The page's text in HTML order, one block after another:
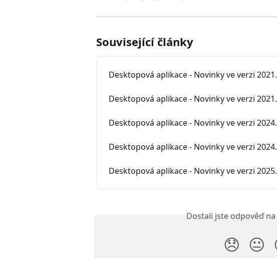
Související články
Desktopová aplikace - Novinky ve verzi
Desktopová aplikace - Novinky ve verzi
Desktopová aplikace - Novinky ve verzi
Desktopová aplikace - Novinky ve verzi
Desktopová aplikace - Novinky ve verzi
Dostali jste odpověď
😞 😐